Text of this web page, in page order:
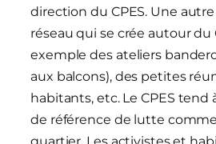
direction du CPES. Une autre
réseau qui se crée autour du
exemple des ateliers
aux balcons), des petites
habitants, etc. Le CPES tend
de référence de lutte